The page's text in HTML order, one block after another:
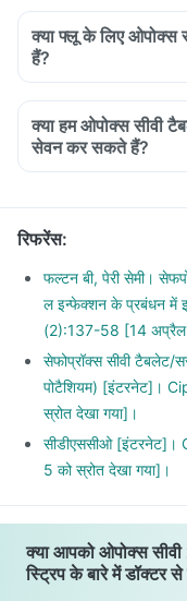
क्या फ्लू के लिए
हैं?
क्या हम ओपोक्स सीवी
सेवन कर सकते हैं?
You should avoid
The concomitant
Alcohol slows down
levels which can
रिफरेंस:
फल्टन बी, पेरी सेमी।
ल इन्फेक्शन के प्रबंधन में
(2):137-58 [14 अप्रैल
सेफोप्रॉक्स सीवी टैबलेट/
पोटैशियम) [इंटरनेट]।
स्रोत देखा गया]।
सीडीएससीओ
5 को स्रोत देखा गया]।
क्या आपको ओपोक्स
स्ट्रिप के बारे में डॉक्टर